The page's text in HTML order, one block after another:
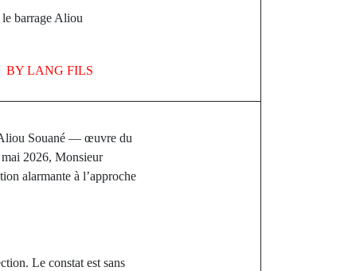
barrage Aliou
BY LANG FILS
Aliou Souané — œuvre du
2026, Monsieur
alarmante à l’approche
Le constat est sans